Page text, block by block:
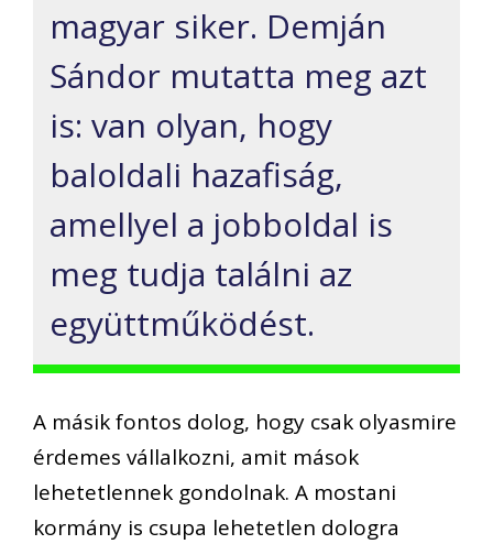
magyar siker. Demján
Sándor mutatta meg azt
is: van olyan, hogy
baloldali hazafiság,
amellyel a jobboldal is
meg tudja találni az
együttműködést.
A másik fontos dolog, hogy csak olyasmire
érdemes vállalkozni, amit mások
lehetetlennek gondolnak. A mostani
kormány is csupa lehetetlen dologra